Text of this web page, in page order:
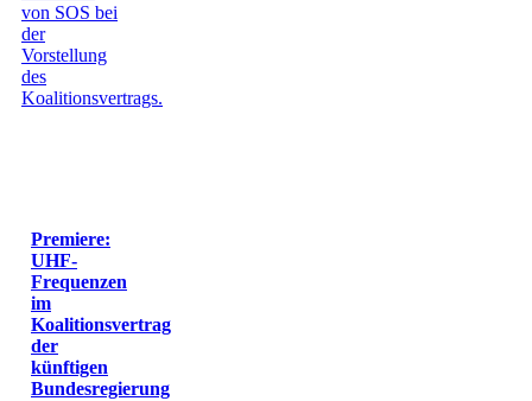
Premiere:
UHF-
Frequenzen
im
Koalitionsvertrag
der
künftigen
Bundesregierung